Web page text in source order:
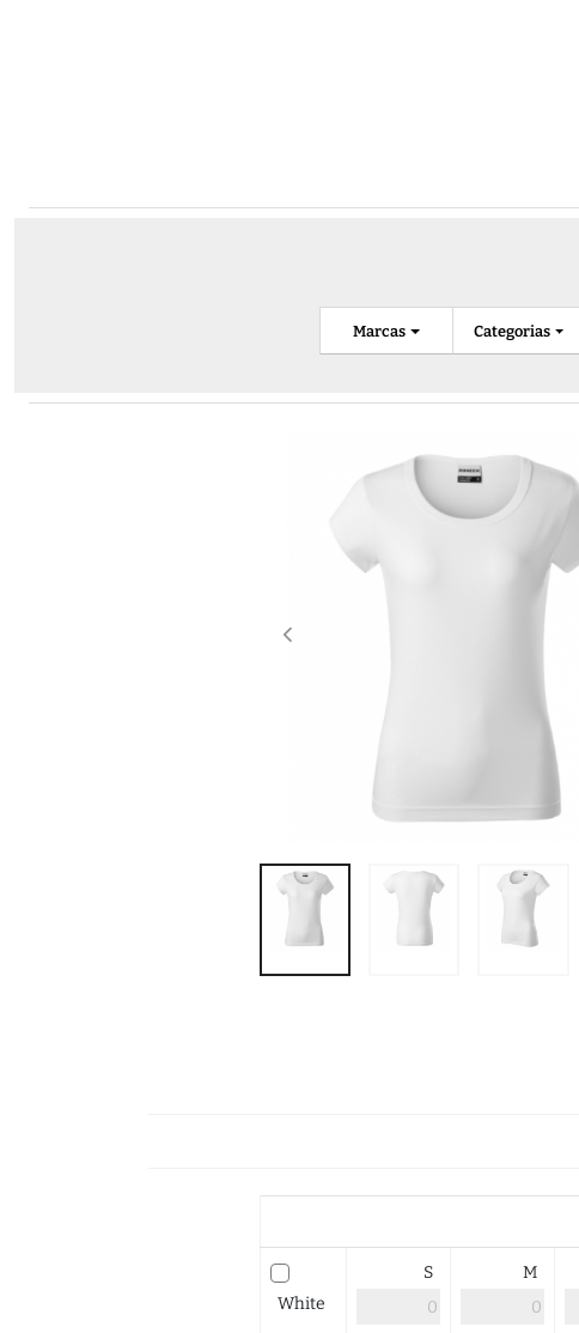
Categorias
Marcas
White
S M